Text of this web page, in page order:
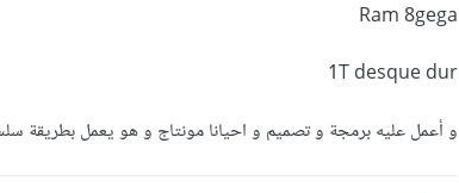
Ram 8gega
1T desque dur
و أعمل عليه برمجة و تصميم و احيانا مونتاج و هو يعمل بطريقة